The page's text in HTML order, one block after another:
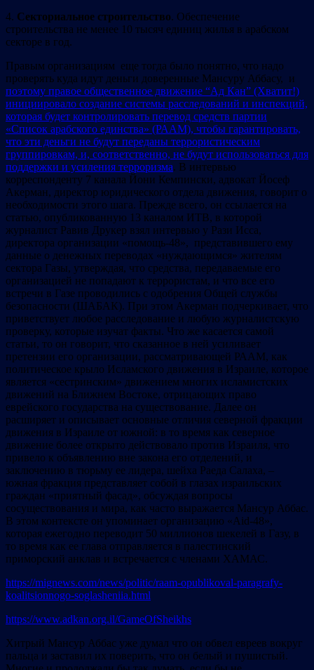
4. Секториальное строительство. Обеспечение
строительства не менее 10 тысяч единиц жилья в арабском
секторе в год.
Правым организациям еще тогда было понятно, что надо
проверять куда идут деньги доверенные Мансуру Аббасу, и
поэтому правое общественное движение “Ад Кан” (Хватит!)
инициировало создание системы расследований и инспекций,
которая будет контролировать перевод средств партии
«Список арабского единства» (РААМ), чтобы гарантировать,
что эти деньги не будут переданы террористическим
группировкам, и, соответственно, не будут использоваться для
поддержки и усиления терроризма. В интервью
корреспонденту 7 канала Йони Кемпински, адвокат Йосеф
Акерман, директор юридического отдела движения, говорит о
необходимости этого шага. Прежде всего, он ссылается на
статью, опубликованную 13 каналом ИТВ, в которой
журналист Равив Друкер взял интервью у Рази Исса,
директора организации «помощь-48», представившего ему
данные о денежных переводах «нуждающимся» жителям
сектора Газы, утверждая, что средства, передаваемые его
организацией не попадают к террористам, и что все его
встречи в Газе проводились с одобрения Общей службы
безопасности (ШАБАК). При этом Акерман подчеркивает, что
приветствует любое расследование и любую журналистскую
проверку, которые изучат факты. Что же касается самой
статьи, то он говорит, что сказанное в ней усиливает
претензии его организации, рассматривающей РААМ, как
политическое крыло Исламского движения в Израиле, которое
является «сестринским» движением многих исламистских
движений на Ближнем Востоке, отрицающих право
еврейского государства на существование. Далее он
расширяет и описывает основные отличия северной фракции
движения в Израиле от южной: в то время как северное
движение более открыто действовало против Израиля, что
привело к объявлению вне закона его отделений, и
заключению в тюрьму ее лидера, шейха Раеда Салаха, –
южная фракция представляет собой в глазах израильских
граждан «приятный фасад», обсуждая вопросы
сосуществования и мира, как часто выражается Мансур Аббас.
В этом контексте он упоминает организацию «Aid-48»,
которая ежегодно переводит 50 миллионов шекелей в Газу, в
то время как ее глава отправляется в палестинский
приморский анклав и встречается с членами ХАМАС.
https://mignews.com/news/politic/raam-opublikoval-paragrafy-
koalitsionnogo-soglasheniia.html
https://www.adkan.org.il/GameOfSheikhs
Хитрый Мансур Аббас уже думал что он обвел евреев вокруг
пальца и заставил их поверить, что он белый и пушистый.